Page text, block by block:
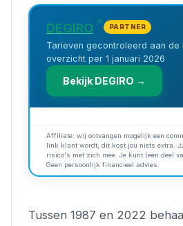
DEGIRO PARTNER
Tarieven gecontroleerd aan de
overzicht per 1 januari 2026
Bekijk DEGIRO →
Affiliate: wij ontvangen mogelijk een
link klant wordt; dit kost jou niets extra.
risico's met zich mee. Je kunt (een deel
Geen persoonlijk financieel advies.
Tussen 1987 en 2022